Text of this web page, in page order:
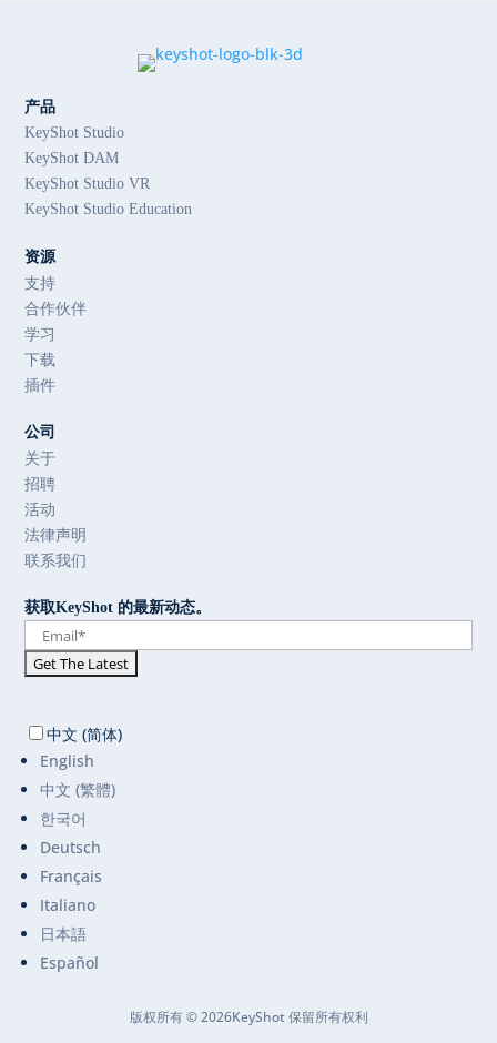
产品
KeyShot Studio
KeyShot DAM
KeyShot Studio VR
KeyShot Studio Education
资源
支持
合作伙伴
学习
下载
插件
公司
关于
招聘
活动
法律声明
联系我们
获取KeyShot 的最新动态。
中文 (简体)
English
中文 (繁體)
한국어
Deutsch
Français
Italiano
日本語
Español
版权所有 © 2026KeyShot 保留所有权利